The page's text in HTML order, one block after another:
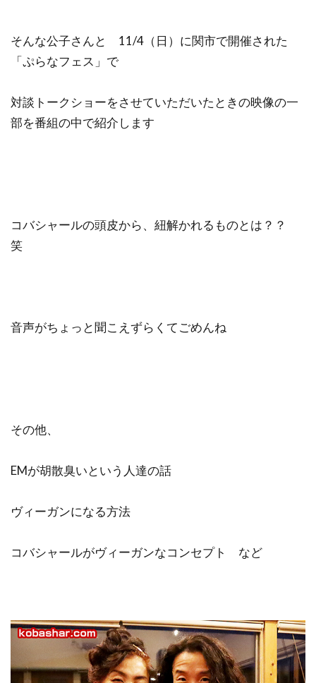
そんな公子さんと 11/4（日）に関市で開催された
「ぷらなフェス」で
対談トークショーをさせていただいたときの映像の一
部を番組の中で紹介します
コバシャールの頭皮から、紐解かれるものとは？？
笑
音声がちょっと聞こえずらくてごめんね
その他、
EMが胡散臭いという人達の話
ヴィーガンになる方法
コバシャールがヴィーガンなコンセプト など